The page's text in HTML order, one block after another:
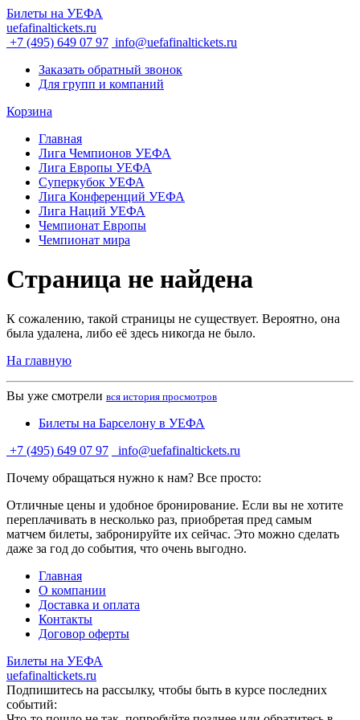
Билеты на УЕФА
uefafinaltickets.ru
+7 (495) 649 07 97 info@uefafinaltickets.ru
Заказать обратный звонок
Для групп и компаний
Корзина
Главная
Лига Чемпионов УЕФА
Лига Европы УЕФА
Суперкубок УЕФА
Лига Конференций УЕФА
Лига Наций УЕФА
Чемпионат Европы
Чемпионат мира
Страница не найдена
К сожалению, такой страницы не существует. Вероятно, она
была удалена, либо её здесь никогда не было.
На главную
Вы уже смотрели вся история просмотров
Билеты на Барселону в УЕФА
+7 (495) 649 07 97
info@uefafinaltickets.ru
Почему обращаться нужно к нам? Все просто:
Отличные цены и удобное бронирование. Если вы не хотите
переплачивать в несколько раз, приобретая пред самым
матчем билеты, забронируйте их сейчас. Это можно сделать
даже за год до события, что очень выгодно.
Главная
О компании
Доставка и оплата
Контакты
Договор оферты
Билеты на УЕФА
uefafinaltickets.ru
Подпишитесь на рассылку, чтобы быть в курсе последних
событий: